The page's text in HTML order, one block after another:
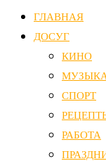
ГЛАВНАЯ
ДОСУГ
КИНО
СПОРТ
РАБОТА